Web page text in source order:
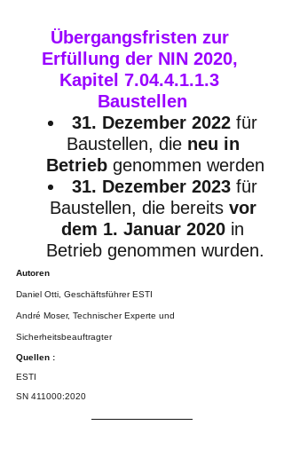
Übergangsfristen zur
Erfüllung der NIN 2020,
Kapitel 7.04.4.1.1.3
Baustellen
31. Dezember 2022 für
Baustellen, die neu in
Betrieb genommen werden
31. Dezember 2023 für
Baustellen, die bereits vor
dem 1. Januar 2020 in
Betrieb genommen wurden.
Autoren
Daniel Otti, Geschäftsführer ESTI
André Moser, Technischer Experte und
Sicherheitsbeauftragter
Quellen :
ESTI
SN 411000:2020